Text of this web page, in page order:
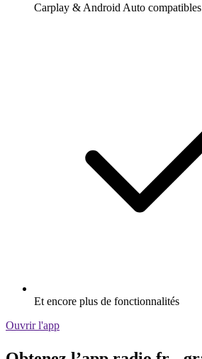
Carplay & Android Auto compatibles
Et encore plus de fonctionnalités
Ouvrir l'app